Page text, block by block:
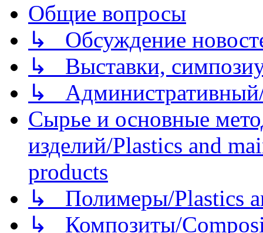
Общие вопросы
↳ Обсуждение
↳ Выставки,
↳
Сырье и основные
изделий/Plastics and
products
↳ Полимеры/Plastics
↳ Композиты/